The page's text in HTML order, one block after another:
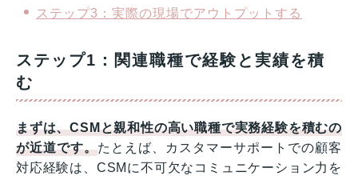
ステップ3：実際の現場でアウトプットする
ステップ1：関連職種で経験と実績を積
む
まずは、CSMと親和性の高い職種で実務経験を積むの
が近道です。たとえば、カスタマーサポートでの顧客
対応経験は、CSMに不可欠なコミュニケーション力を